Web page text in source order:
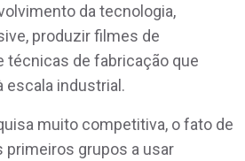
da tecnologia,
produzir filmes de
técnicas de fabricação que
escala industrial.
muito competitiva, o fato de
grupos a usar